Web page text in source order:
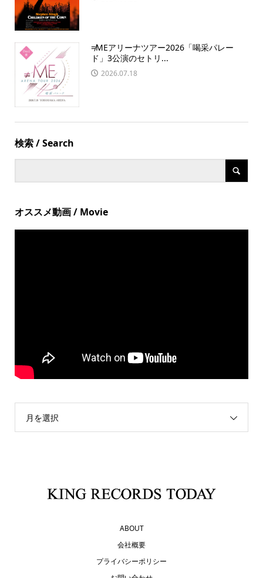
≠MEアリーナツアー2026「喝采パレー
ド」3公演のセトリ...
2026.07.18
検索 / Search
オススメ動画 / Movie
月を選択
ABOUT
会社概要
プライバシーポリシー